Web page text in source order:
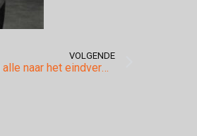
VOLGENDE
114i, 116i en de 118i gaan alle naar het eindvermogen van 220pk en 310nm!